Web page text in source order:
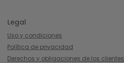
Legal
Uso y condiciones
Política de privacidad
Derechos y obligaciones de los clientes